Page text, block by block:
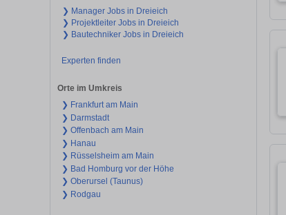
❯ Manager Jobs in Dreieich
❯ Projektleiter Jobs in Dreieich
❯ Bautechniker Jobs in Dreieich
Experten finden
Orte im Umkreis
❯ Frankfurt am Main
❯ Darmstadt
❯ Offenbach am Main
❯ Hanau
❯ Rüsselsheim am Main
❯ Bad Homburg vor der Höhe
❯ Oberursel (Taunus)
❯ Rodgau